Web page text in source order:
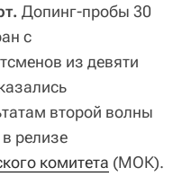
Допинг-пробы 30
с
из девяти
второй волны
релизе
комитета (МОК).